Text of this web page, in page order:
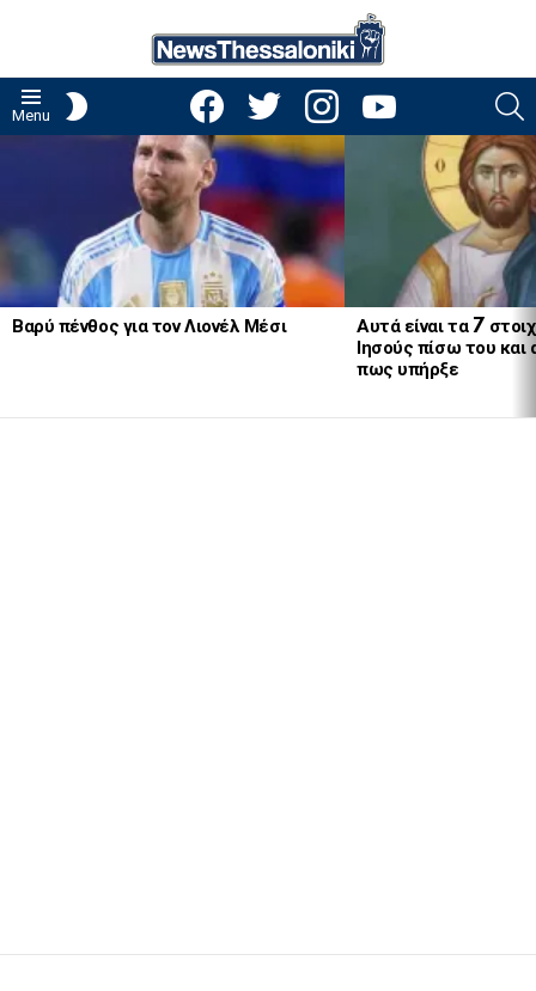
Menu
facebooktwitter instagramyoutube
Βαρύ πένθος για τον Λιονέλ Μέσι
Αυτά είναι τα 7
Ιησούς πίσω του και
πως υπήρξε